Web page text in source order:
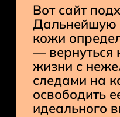
проводить при
заболеваниях,
эндокринной
беременности,
обострении
других случаях,
проинформируют
Вот сайт
Дальнейшую
кожи
— вернуться
жизни с
следами на
освободить
идеального